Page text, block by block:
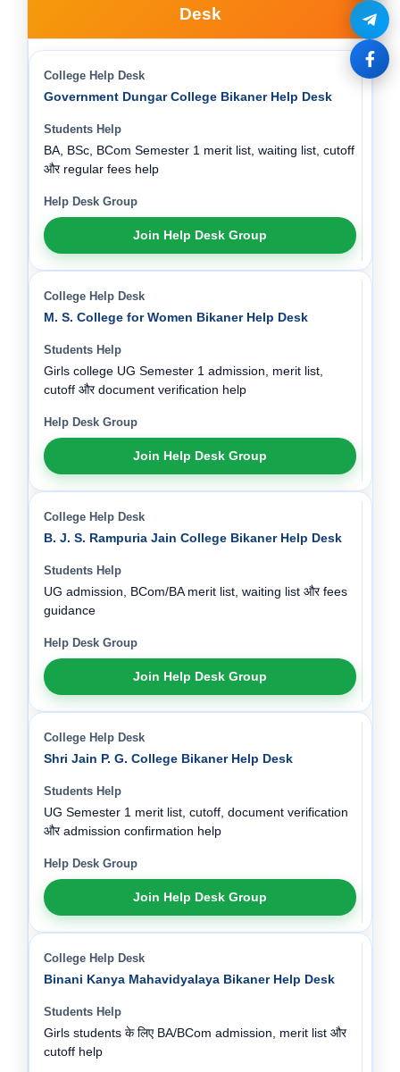
Desk
Government Dungar College Bikaner Help Desk
BA, BSc, BCom Semester 1 merit list, waiting list, cutoff
और regular fees help
Join Help Desk Group
M. S. College for Women Bikaner Help Desk
Girls college UG Semester 1 admission, merit list,
cutoff और document verification help
Join Help Desk Group
B. J. S. Rampuria Jain College Bikaner Help Desk
UG admission, BCom/BA merit list, waiting list और fees
guidance
Join Help Desk Group
Shri Jain P. G. College Bikaner Help Desk
UG Semester 1 merit list, cutoff, document verification
और admission confirmation help
Join Help Desk Group
Binani Kanya Mahavidyalaya Bikaner Help Desk
Girls students के लिए BA/BCom admission, merit list और
cutoff help